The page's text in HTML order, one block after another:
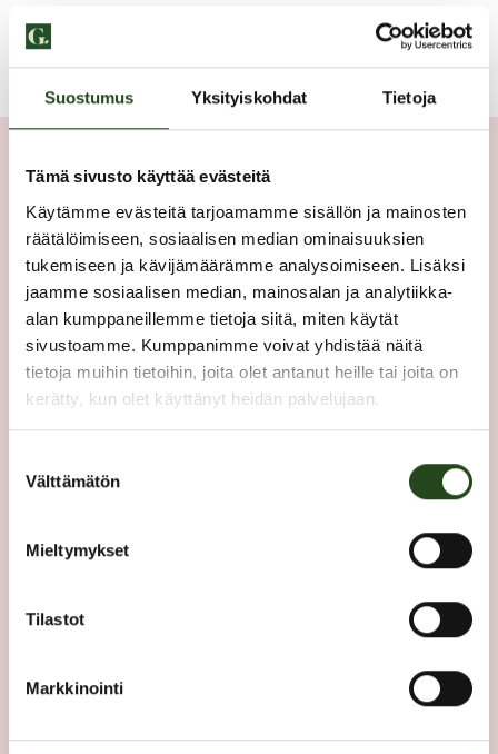
Suostumus Yksityiskohdat Tietoja
Tämä sivusto käyttää evästeitä
Käytämme evästeitä tarjoamamme sisällön ja mainosten
räätälöimiseen, sosiaalisen median ominaisuuksien
tukemiseen ja kävijämäärämme analysoimiseen. Lisäksi
jaamme sosiaalisen median, mainosalan ja analytiikka-
alan kumppaneillemme tietoja siitä, miten käytät
sivustoamme. Kumppanimme voivat yhdistää näitä
tietoja muihin tietoihin, joita olet antanut heille tai joita on
kerätty, kun olet käyttänyt heidän palvelujaan.
valinta
Välttämätön
Mieltymykset
Tilastot
Markkinointi
Kontakta oss
Aihe *
E-
*
CAPTCHA